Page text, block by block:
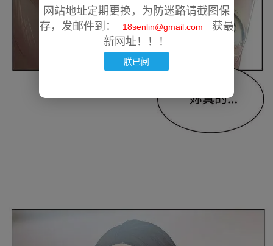
网站地址定期更换，为防迷路请截图保
存，发邮件到：
18senlin@gmail.com
获最
新网址！！！
朕已阅